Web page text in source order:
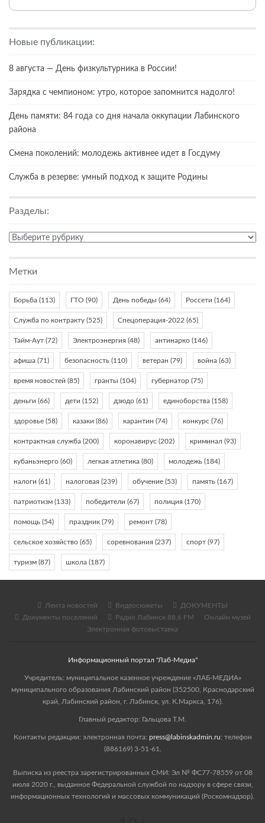
Новые публикации:
8 августа — День физкультурника в России!
Зарядка с чемпионом: утро, которое запомнится надолго!
День памяти: 84 года со дня начала оккупации Лабинского
района
Смена поколений: молодежь активнее идет в Госдуму
Служба в резерве: умный подход к защите Родины
Разделы:
Разделы:
Метки
Борьба (113) ГТО (90) День победы (64) Россети (164)
Служба по контракту (525) Спецоперация-2022 (65)
Тайм-Аут (72) Электроэнергия (48) антинарко (146)
афиша (71) безопасность (110) ветеран (79) война (63)
время новостей (85) гранты (104) губернатор (75)
деньги (66) дети (152) дзюдо (61) единоборства (158)
здоровье (58) казаки (86) карантин (74) конкурс (76)
контрактная служба (200) коронавирус (202) криминал (93)
кубаньэнерго (60) легкая атлетика (80) молодежь (184)
налоги (61) налоговая (239) обучение (53) память (167)
патриотизм (133) победители (67) полиция (170)
помощь (54) праздник (79) ремонт (78)
сельское хозяйство (65) соревнования (237) спорт (97)
туризм (87) школа (187)
Лента новостей Видеосюжеты
ДОКУМЕНТЫ
Документы поселений
Радио Лабинск 88,6 FM
Онлайн музей
Электронная фотовыставка
Информационный портал "Лаб-Медиа"
Учредитель: муниципальное казенное учреждение «ЛАБ-МЕДИА»
муниципального образования Лабинский район (352500, Краснодарский
край, Лабинский район, г. Лабинск, ул. К.Маркса, 176).
Главный редактор: Гальцова Т.М.
Контакты редакции: электронная почта: press@labinskadmin.ru; телефон
(886169) 3-51-61.
Выписка из реестра зарегистрированных СМИ: Эл № ФС77-78559 от 08
июля 2020 г., выданное Федеральной службой по надзору в сфере связи,
информационных технологий и массовых коммуникаций (Роскомнадзор).